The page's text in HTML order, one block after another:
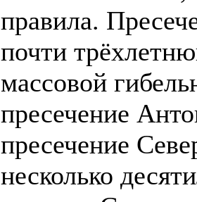
правила.
почти
массовой
пресечение
пресечение
несколько